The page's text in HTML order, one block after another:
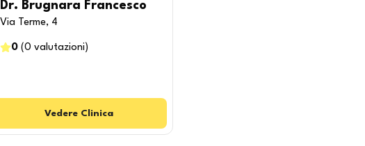
Dr. Brugnara Francesco
Via Terme, 4
0(0 valutazioni )
Vedere Clinica